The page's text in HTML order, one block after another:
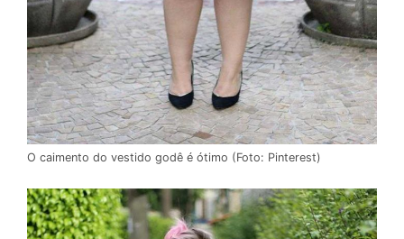
O caimento do vestido godê é ótimo (Foto: Pinterest)